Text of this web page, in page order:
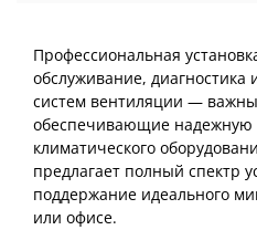
Профессиональная
обслуживание,
систем вентиляции —
обеспечивающие надежную
климатического
предлагает полный спектр
поддержание идеального
или офисе.